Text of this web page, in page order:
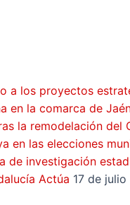
a los proyectos
en la comarca de
la remodelación del
en las elecciones
de investigación
Actúa 17 de